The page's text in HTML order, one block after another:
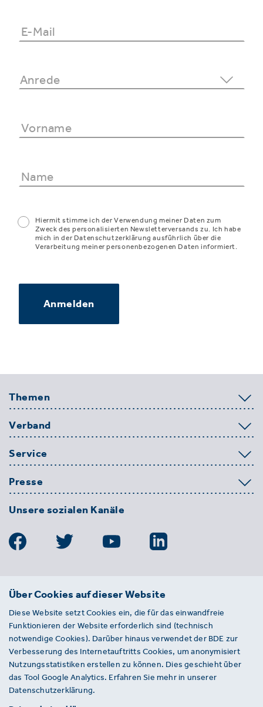
Hiermit stimme ich der Verwendung meiner Daten zum
Zweck des personalisierten Newsletterversands zu. Ich habe
mich in der Datenschutzerklärung ausführlich über die
Verarbeitung meiner personenbezogenen Daten informiert.
Anmelden
Themen
Verband
Service
Presse
Unsere sozialen Kanäle
BDE
Entsorgungs-, Wasser- und
Kreislaufwirtschaft e. V.
Von-der-Heydt-Straße 2
D 10785 Berlin
Sie haben einen Fehler auf unserer Website
gefunden? Ihnen ist ein defekter Link
Über Cookies auf dieser Website
Diese Website setzt Cookies ein, die für das einwandfreie
Funktionieren der Website erforderlich sind (technisch
notwendige Cookies). Darüber hinaus verwendet der BDE zur
Verbesserung des Internetauftritts Cookies, um anonymisiert
Nutzungsstatistiken erstellen zu können. Dies geschieht über
das Tool Google Analytics. Erfahren Sie mehr in unserer
Datenschutzerklärung.